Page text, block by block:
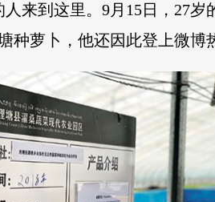
来到这里。9月15日，27
萝卜，他还因此登上微博